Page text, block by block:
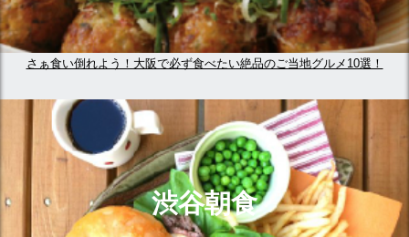
さぁ食い倒れよう！大阪で必ず食べたい絶品のご当地グルメ10選！
渋谷朝食